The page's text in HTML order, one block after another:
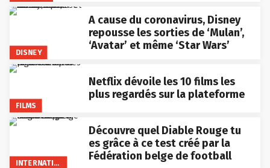
DISNEY
A cause du coronavirus, Disney
repousse les sorties de ‘Mulan’,
‘Avatar’ et même ‘Star Wars’
FILMS
Netflix dévoile les 10 films les
plus regardés sur la plateforme
INTERNATIONAL
Découvre quel Diable Rouge tu
es grâce à ce test créé par la
Fédération belge de football